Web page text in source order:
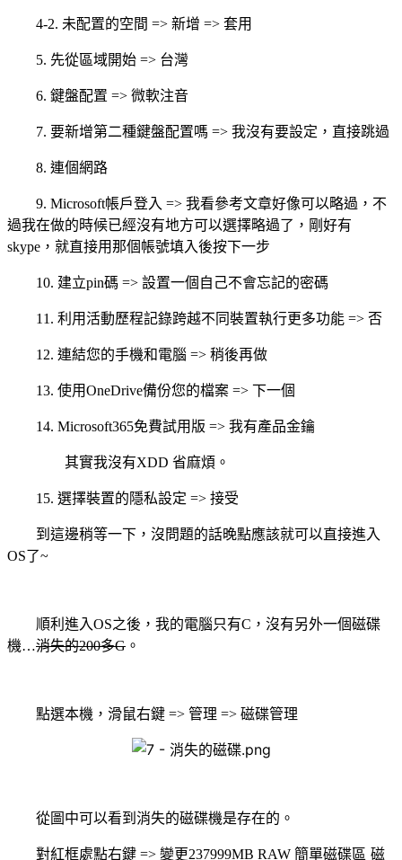
4-2. 未配置的空間 => 新增 => 套用
5. 先從區域開始 => 台灣
6. 鍵盤配置 => 微軟注音
7. 要新增第二種鍵盤配置嗎 => 我沒有要設定，直接跳過
8. 連個網路
9. Microsoft帳戶登入 => 我看參考文章好像可以略過，不
過我在做的時候已經沒有地方可以選擇略過了，剛好有
skype ，就直接用那個帳號填入後按下一步
10. 建立pin碼 => 設置一個自己不會忘記的密碼
11. 利用活動歷程記錄跨越不同裝置執行更多功能 => 否
12. 連結您的手機和電腦 => 稍後再做
13. 使用OneDrive備份您的檔案 => 下一個
14. Microsoft365免費試用版 => 我有產品金鑰
其實我沒有XDD 省麻煩。
15. 選擇裝置的隱私設定 => 接受
到這邊稍等一下，沒問題的話晚點應該就可以直接進入
OS了~
順利進入OS之後，我的電腦只有C ，沒有另外一個磁碟
機…消失的200多G 。
點選本機，滑鼠右鍵 => 管理 => 磁碟管理
從圖中可以看到消失的磁碟機是存在的。
對紅框處點右鍵 => 變更237999MB RAW 簡單磁碟區 磁